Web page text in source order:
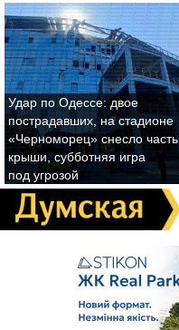
Удар по Одессе: двое
пострадавших, на стадионе
«Черноморец» снесло часть
крыши, субботняя игра
под угрозой